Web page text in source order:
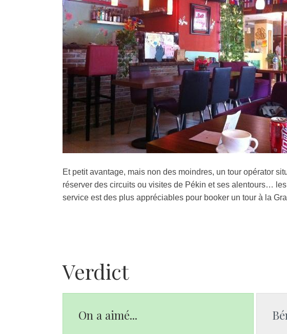
Et petit avantage, mais non des moindres, un tour opérator
réserver des circuits ou visites de Pékin et ses alentours…
service est des plus appréciables pour booker un tour à la
Verdict
On a aimé...